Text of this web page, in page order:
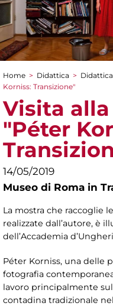
Tu sei qui
Home > Didattica >
Korniss: Transizione"
Visita
"Péter
14/05/2019
Museo di Roma in
La mostra che raccoglie
realizzate dall’autore, è
dell’Accademia
Péter Korniss, una delle
fotografia
lavoro principalmente
contadina tradizionale